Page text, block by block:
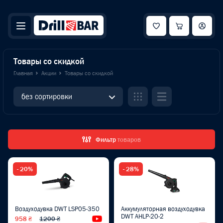
Товары со скидкой
Главная Акции Товары со скидкой
без сортировки
Фильтртоваров
- 20%
Воздуходувка DWT LSP05-350
958 ₴ 1200 ₴ Видеообзор
- 28%
Аккумуляторная воздуходувка
DWT AHLP-20-2